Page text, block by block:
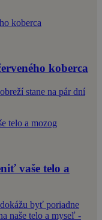
koberca
stane na pár dní
vaše telo a
byť poriadne
naše telo a myseľ -